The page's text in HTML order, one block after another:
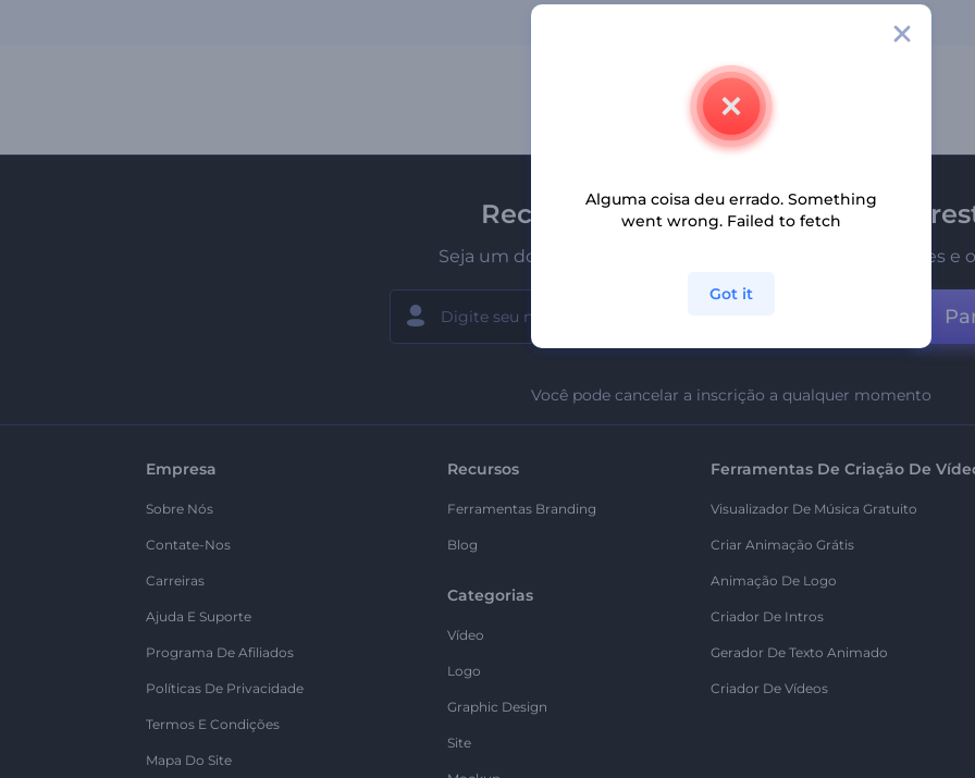
Receba a newsletter da
Seja um dos primeiros a receber nossas últimas novidades e
Você pode cancelar a inscrição a qualquer momento
Empresa
Sobre Nós
Contate-Nos
Carreiras
Ajuda E Suporte
Programa De Afiliados
Políticas De Privacidade
Termos E Condições
Mapa Do Site
Recursos
Ferramentas Branding
Blog
Categorias
Vídeo
Logo
Graphic Design
Site
Ferramentas De Criação De
Visualizador De Música Gratuito
Criar Animação Grátis
Animação De Logo
Criador De Intros
Gerador De Texto Animado
Criador De Vídeos
Alguma coisa deu errado. Something
went wrong. Failed to fetch
Got it